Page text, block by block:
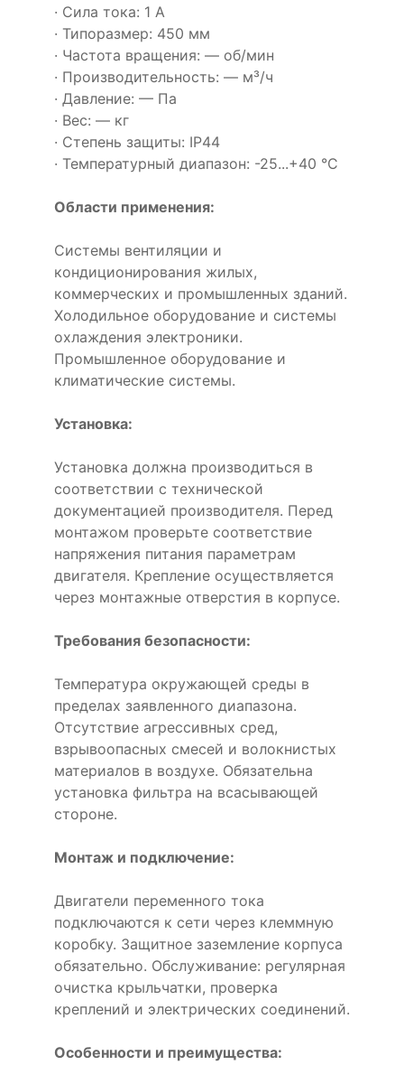
· Сила тока: 1 А
· Типоразмер: 450 мм
· Частота вращения: — об/мин
· Производительность: — м³/ч
· Давление: — Па
· Вес: — кг
· Степень защиты: IP44
· Температурный диапазон: -25...+40 °C
Области применения:
Системы вентиляции и
кондиционирования жилых,
коммерческих и промышленных зданий.
Холодильное оборудование и системы
охлаждения электроники.
Промышленное оборудование и
климатические системы.
Установка:
Установка должна производиться в
соответствии с технической
документацией производителя. Перед
монтажом проверьте соответствие
напряжения питания параметрам
двигателя. Крепление осуществляется
через монтажные отверстия в корпусе.
Требования безопасности:
Температура окружающей среды в
пределах заявленного диапазона.
Отсутствие агрессивных сред,
взрывоопасных смесей и волокнистых
материалов в воздухе. Обязательна
установка фильтра на всасывающей
стороне.
Монтаж и подключение:
Двигатели переменного тока
подключаются к сети через клеммную
коробку. Защитное заземление корпуса
обязательно. Обслуживание: регулярная
очистка крыльчатки, проверка
креплений и электрических соединений.
Особенности и преимущества: